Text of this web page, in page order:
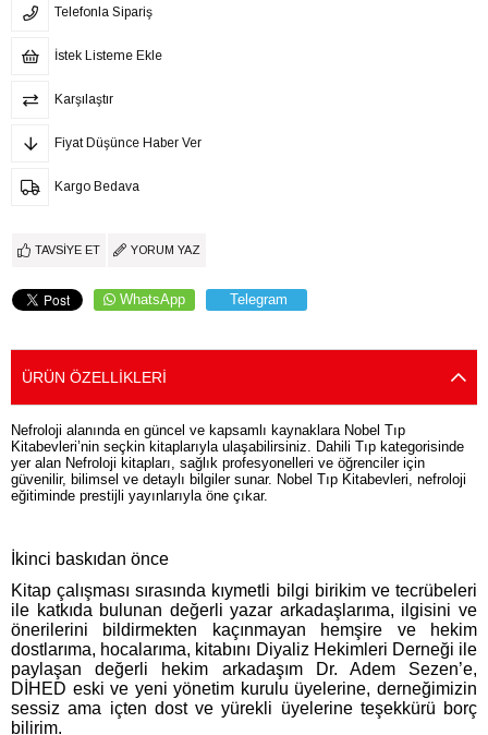
Telefonla Sipariş
İstek Listeme Ekle
Karşılaştır
Fiyat Düşünce Haber Ver
Kargo Bedava
TAVSIYE ET YORUM YAZ
WhatsApp Telegram
ÜRÜN ÖZELLIKLERI
Nefroloji alanında en güncel ve kapsamlı kaynaklara Nobel Tıp
Kitabevleri’nin seçkin kitaplarıyla ulaşabilirsiniz. Dahili Tıp kategorisinde
yer alan Nefroloji kitapları, sağlık profesyonelleri ve öğrenciler için
güvenilir, bilimsel ve detaylı bilgiler sunar. Nobel Tıp Kitabevleri, nefroloji
eğitiminde prestijli yayınlarıyla öne çıkar.
İkinci baskıdan önce
Kitap çalışması sırasında kıymetli bilgi birikim ve tecrübeleri
ile katkıda bulunan değerli yazar arkadaşlarıma, ilgisini ve
önerilerini bildirmekten kaçınmayan hemşire ve hekim
dostlarıma, hocalarıma, kitabını Diyaliz Hekimleri Derneği ile
paylaşan değerli hekim arkadaşım Dr. Adem Sezen’e,
DİHED eski ve yeni yönetim kurulu üyelerine, derneğimizin
sessiz ama içten dost ve yürekli üyelerine teşekkürü borç
bilirim.